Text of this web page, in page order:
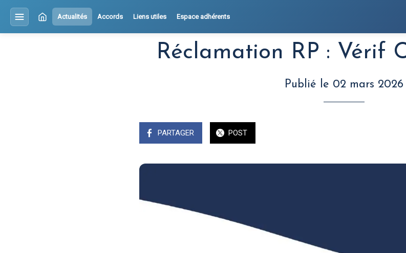
Actualités Accords Liens utiles Espace adhérents
Réclamation RP : Vérif
Publié le 02 mars 2026
PARTAGER POST